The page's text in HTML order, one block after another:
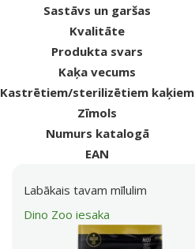
Sastāvs un garšas
Kvalitāte
Produkta svars
Kaķa vecums
Kastrētiem/sterilizētiem kaķiem
Zīmols
Numurs katalogā
EAN
Labākais tavam mīlulim
Dino Zoo iesaka